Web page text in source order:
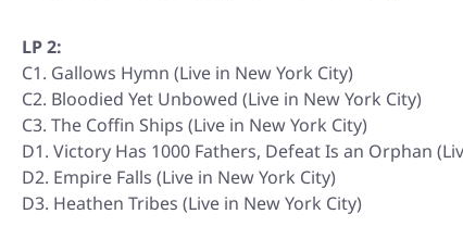
LP 2:
C1. Gallows Hymn (Live in New York City)
C2. Bloodied Yet Unbowed (Live in New York City)
C3. The Coffin Ships (Live in New York City)
D1. Victory Has 1000 Fathers, Defeat Is an Orphan
D2. Empire Falls (Live in New York City)
D3. Heathen Tribes (Live in New York City)